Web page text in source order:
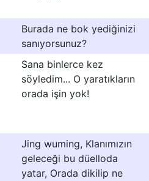
Burada ne bok yediğinizi
sanıyorsunuz?
Sana binlerce kez
söyledim... O yaratıkların
orada işin yok!
Jing wuming, Klanımızın
geleceği bu düelloda
yatar, Orada dikilip ne